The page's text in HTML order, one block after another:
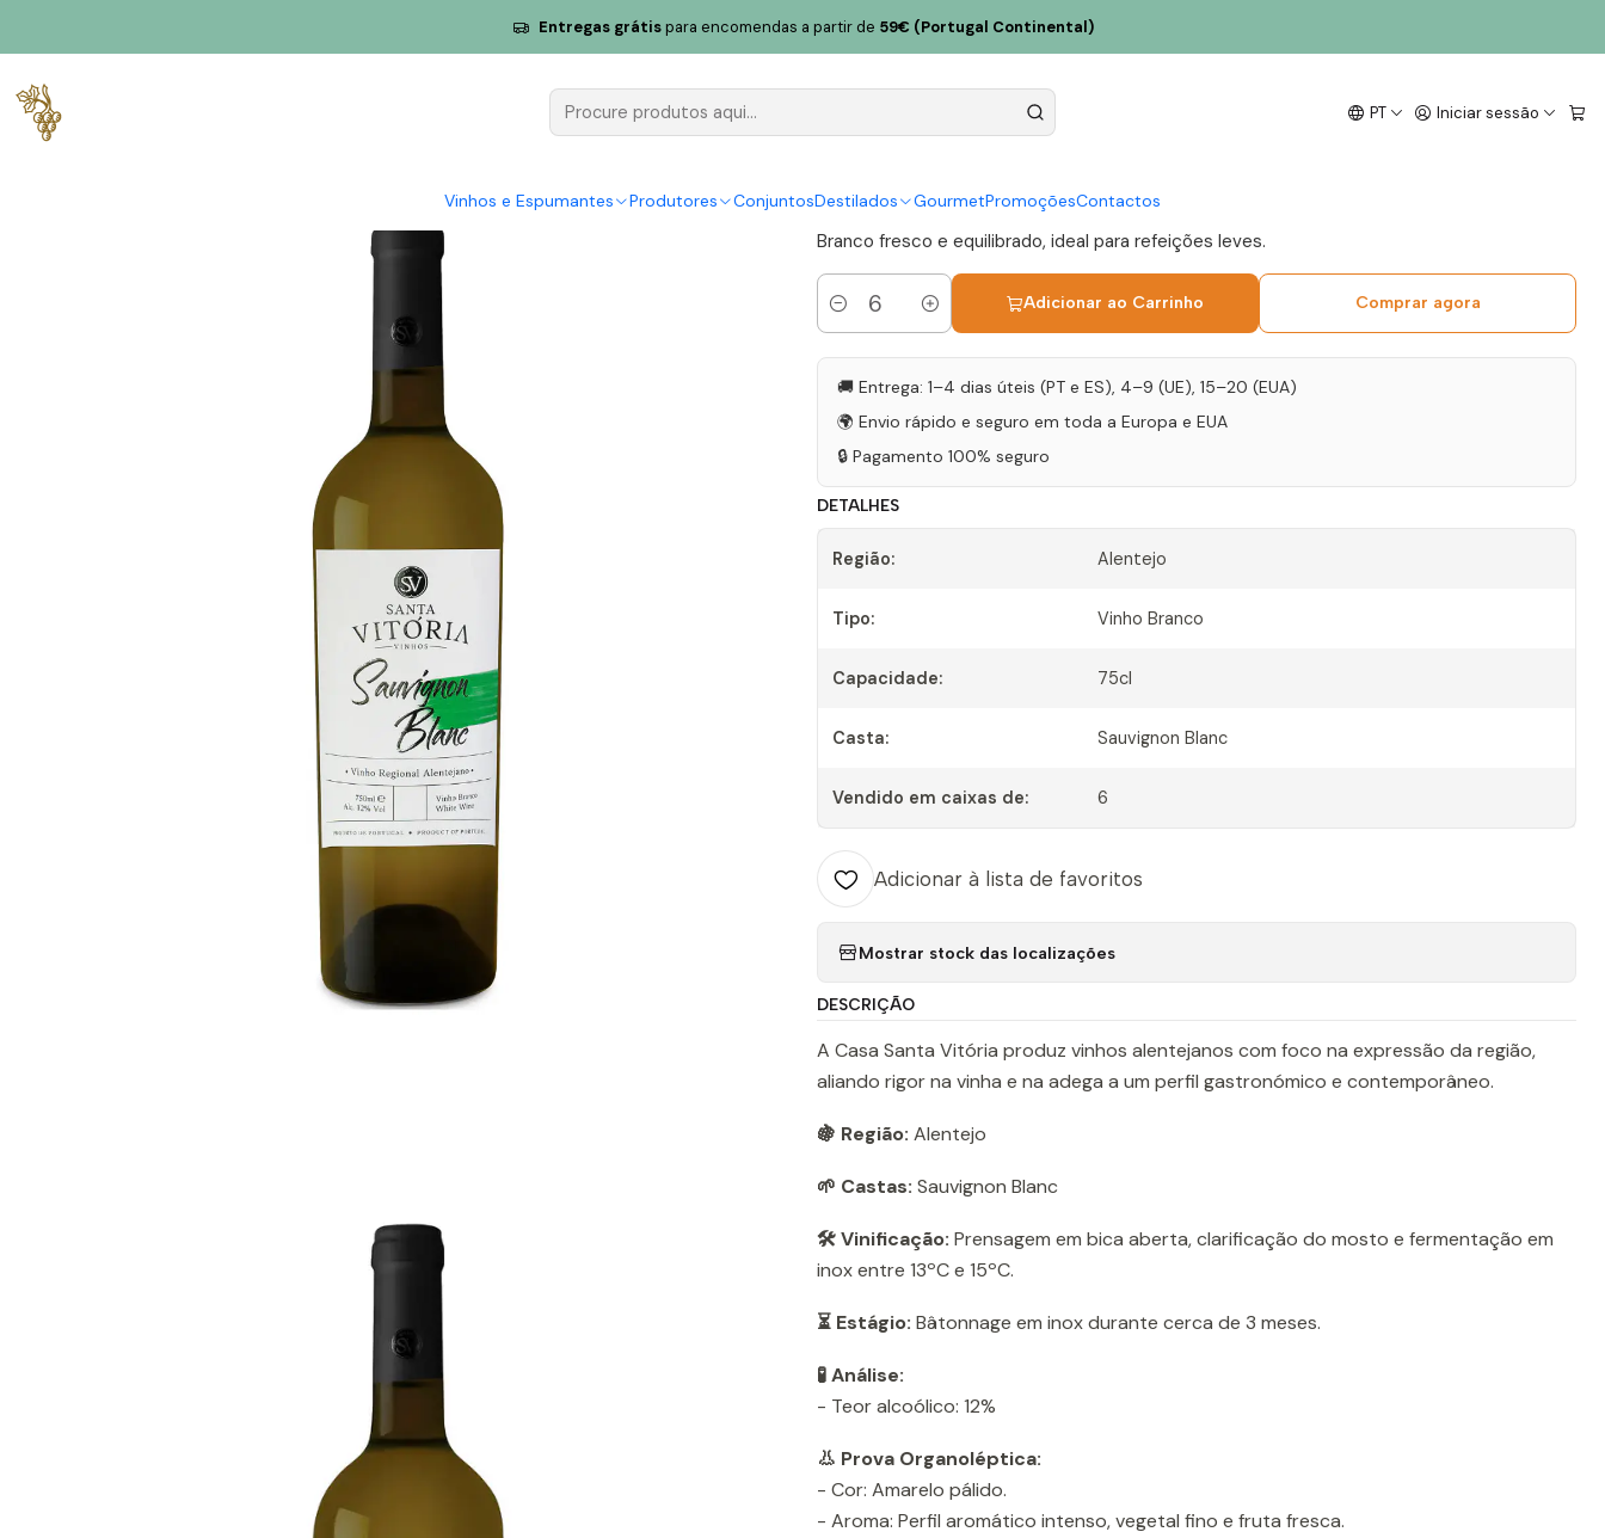
PT Iniciar sessão
Vinhos e Espumantes Produtores ConjuntosDestilados GourmetPromoçõesContactos
Entregas grátispara encomendas a partir de 59€ (Portugal Continental)
Casa Santa Vitória Sauvignon Blanc Alentejo Branco 75cl
Casa Santa Vitória Sauvignon
|
Branco fresco e equilibrado, ideal para refeições leves.
Quantidade
Adicionar ao Carrinho Comprar agora
🚚 Entrega: 1–4 dias úteis (PT e ES), 4–9 (UE), 15–20 (EUA)
🌍 Envio rápido e seguro em toda a Europa e EUA
🔒 Pagamento 100% seguro
DETALHES
Região: Alentejo
Tipo: Vinho Branco
Capacidade: 75cl
Casta: Sauvignon Blanc
Vendido em caixas de: 6
Adicionar à lista de favoritos
Mostrar stock das localizações
DESCRIÇÃO
A Casa Santa Vitória produz vinhos alentejanos com foco na expressão da região,
aliando rigor na vinha e na adega a um perfil gastronómico e contemporâneo.
🍇 Região: Alentejo
🌱 Castas: Sauvignon Blanc
🛠️ Vinificação: Prensagem em bica aberta, clarificação do mosto e fermentação em
inox entre 13ºC e 15ºC.
⏳ Estágio: Bâtonnage em inox durante cerca de 3 meses.
🧪 Análise:
- Teor alcoólico: 12%
👃 Prova Organoléptica:
- Cor: Amarelo pálido.
- Aroma: Perfil aromático intenso, vegetal fino e fruta fresca.